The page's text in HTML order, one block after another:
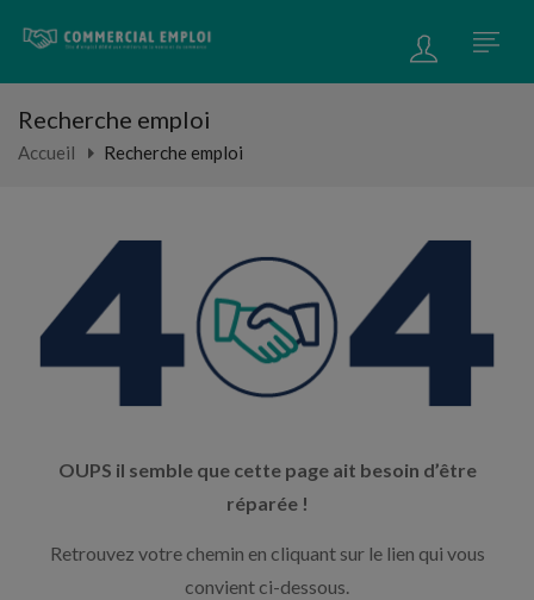
Recherche emploi
Accueil Recherche emploi
OUPS il semble que cette page ait besoin d’être
réparée !
Retrouvez votre chemin en cliquant sur le lien qui vous
convient ci-dessous.